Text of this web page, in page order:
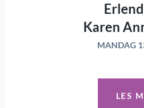
Karen
MANDAG
LES